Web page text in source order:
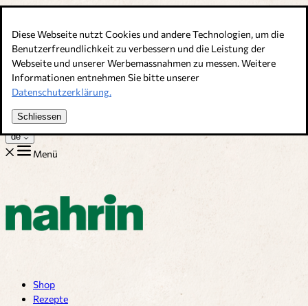
Diese Webseite nutzt Cookies und andere Technologien, um die
Benutzerfreundlichkeit zu verbessern und die Leistung der
Webseite und unserer Werbemassnahmen zu messen. Weitere
Informationen entnehmen Sie bitte unserer
Datenschutzerklärung.
Schliessen
Bouillons, Gewürze & Nahrungsergänzung. Schweizer Qualität
Kundenservice
Rezepte
Tipps
Über uns
Jobs
de
Menü
Shop
Rezepte